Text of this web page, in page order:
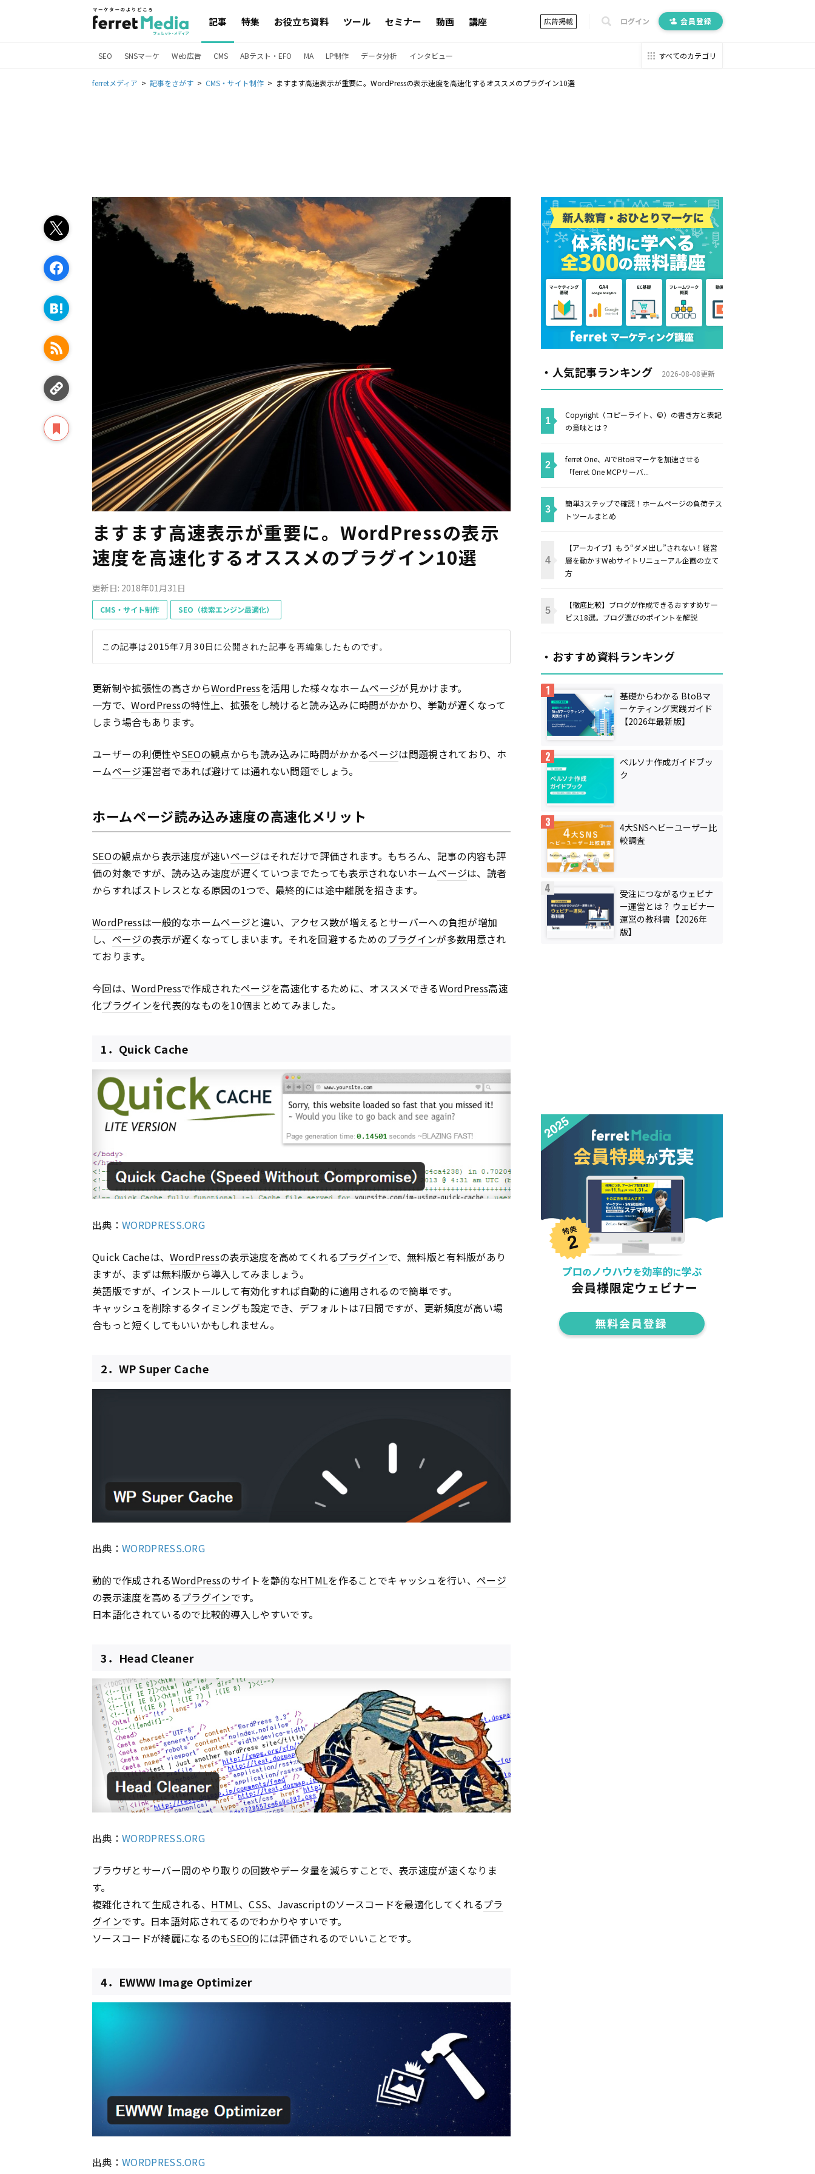
記事 特集 お役立ち資料 ツール セミナー 動画 講座 広告掲載 ログイン 会員登録
SEO SNSマーケ Web広告 CMS ABテスト・EFO MA LP制作 データ分析 インタビュー すべてのカテゴリ
ferretメディア 記事をさがす CMS・サイト制作 ますます高速表示が重要に。WordPressの表示速度を高速化するオススメのプラグイン10選
ますます高速表示が重要に。WordPressの表示
速度を高速化するオススメのプラグイン10選
更新日: 2018年01月31日
CMS・サイト制作 SEO（検索エンジン最適化）
更新制や拡張性の高さからWordPressを活用した様々なホームページが見かけます。
一方で、WordPressの特性上、拡張をし続けると読み込みに時間がかかり、挙動が遅くなって
しまう場合もあります。
ユーザーの利便性やSEOの観点からも読み込みに時間がかかるページは問題視されており、ホ
ームページ運営者であれば避けては通れない問題でしょう。
ホームページ読み込み速度の高速化メリット
SEOの観点から表示速度が速いページはそれだけで評価されます。もちろん、記事の内容も評
価の対象ですが、読み込み速度が遅くていつまでたっても表示されないホームページは、読者
からすればストレスとなる原因の1つで、最終的には途中離脱を招きます。
WordPressは一般的なホームページと違い、アクセス数が増えるとサーバーへの負担が増加
し、 ページの表示が遅くなってしまいます。それを回避するためのプラグインが多数用意され
ております。
今回は、WordPressで作成されたページを高速化するために、オススメできるWordPress高速
化プラグインを代表的なものを10個まとめてみました。
1．Quick Cache
出典： WORDPRESS.ORG
Quick Cacheは、WordPressの表示速度を高めてくれるプラグインで、無料版と有料版があり
ますが、まずは無料版から導入してみましょう。
英語版ですが、インストールして有効化すれば自動的に適用されるので簡単です。
キャッシュを削除するタイミングも設定でき、デフォルトは7日間ですが、更新頻度が高い場
合もっと短くしてもいいかもしれません。
2．WP Super Cache
出典： WORDPRESS.ORG
動的で作成されるWordPressのサイトを静的なHTMLを作ることでキャッシュを行い、ページ
の表示速度を高めるプラグインです。
日本語化されているので比較的導入しやすいです。
3．Head Cleaner
出典： WORDPRESS.ORG
ブラウザとサーバー間のやり取りの回数やデータ量を減らすことで、表示速度が速くなりま
す。
複雑化されて生成される、 HTML、CSS、Javascriptのソースコードを最適化してくれるプラ
グインです。日本語対応されてるのでわかりやすいです。
ソースコードが綺麗になるのもSEO的には評価されるのでいいことです。
4．EWWW Image Optimizer
出典： WORDPRESS.ORG
・人気記事ランキング 2026-08-08更新
Copyright（コピーライト、©）の書き方と表記
の意味とは？
ferret One、AIでBtoBマーケを加速させる
「ferret One MCPサーバ...
簡単3ステップで確認！ホームページの負荷テス
トツールまとめ
【アーカイブ】もう“ダメ出し”されない！経営
層を動かすWebサイトリニューアル企画の立て
方
【徹底比較】ブログが作成できるおすすめサー
ビス18選。ブログ選びのポイントを解説
・おすすめ資料ランキング
基礎からわかる BtoBマ
ーケティング実践ガイド
【2026年最新版】
ペルソナ作成ガイドブッ
ク
4大SNSヘビーユーザー比
較調査
受注につながるウェビナ
ー運営とは？ ウェビナー
運営の教科書【2026年
版】